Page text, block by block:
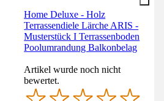
Home Deluxe - Holz
Terrassendiele Lärche ARIS -
Musterstück I Terrassenboden
Poolumrandung Balkonbelag
Artikel wurde noch nicht
bewertet.